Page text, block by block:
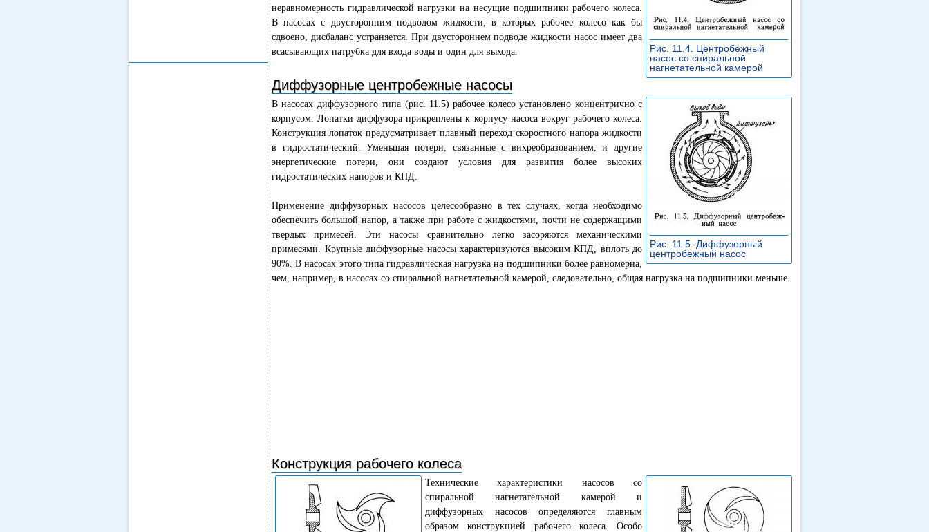
Рис. 11.4. Центробежный
насос со спиральной
нагнетательной камерой
неравномерность гидравлической нагрузки на несущие подшипники рабочего колеса.
В насосах с двусторонним подводом жидкости, в которых рабочее колесо как бы
сдвоено, дисбаланс устраняется. При двустороннем подводе жидкости насос имеет два
всасывающих патрубка для входа воды и один для выхода.
Диффузорные центробежные насосы
Рис. 11.5. Диффузорный
центробежный насос
В насосах диффузорного типа (рис. 11.5) рабочее колесо установлено концентрично с
корпусом. Лопатки диффузора прикреплены к корпусу насоса вокруг рабочего колеса.
Конструкция лопаток предусматривает плавный переход скоростного напора жидкости
в гидростатический. Уменьшая потери, связанные с вихреобразованием, и другие
энергетические потери, они создают условия для развития более высоких
гидростатических напоров и КПД.
Применение диффузорных насосов целесообразно в тех случаях, когда необходимо
обеспечить большой напор, а также при работе с жидкостями, почти не содержащими
твердых примесей. Эти насосы сравнительно легко засоряются механическими
примесями. Крупные диффузорные насосы характеризуются высоким КПД, вплоть до
90%. В насосах этого типа гидравлическая нагрузка на подшипники более равномерна,
чем, например, в насосах со спиральной нагнетательной камерой, следовательно, общая нагрузка на подшипники меньше.
Конструкция рабочего колеса
Технические характеристики насосов со
спиральной нагнетательной камерой и
диффузорных насосов определяются главным
образом конструкцией рабочего колеса. Особо